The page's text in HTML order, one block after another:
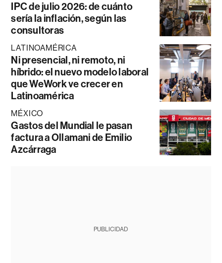
IPC de julio 2026: de cuánto
sería la inflación, según las
consultoras
LATINOAMÉRICA
Ni presencial, ni remoto, ni
híbrido: el nuevo modelo laboral
que WeWork ve crecer en
Latinoamérica
MÉXICO
Gastos del Mundial le pasan
factura a Ollamani de Emilio
Azcárraga
PUBLICIDAD